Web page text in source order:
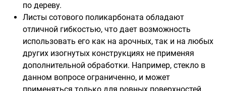
по дереву.
Листы сотового поликарбоната обладают
отличной гибкостью, что дает возможность
использовать его как на арочных, так и на любых
других изогнутых конструкциях не применяя
дополнительной обработки. Например, стекло в
данном вопросе ограниченно, и может